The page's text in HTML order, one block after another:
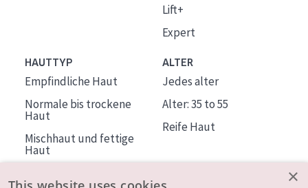
Lift+
Expert
HAUTTYP
Empfindliche Haut
Normale bis trockene
Haut
Mischhaut und fettige
Haut
ALTER
Jedes alter
Alter: 35 to 55
Reife Haut
×